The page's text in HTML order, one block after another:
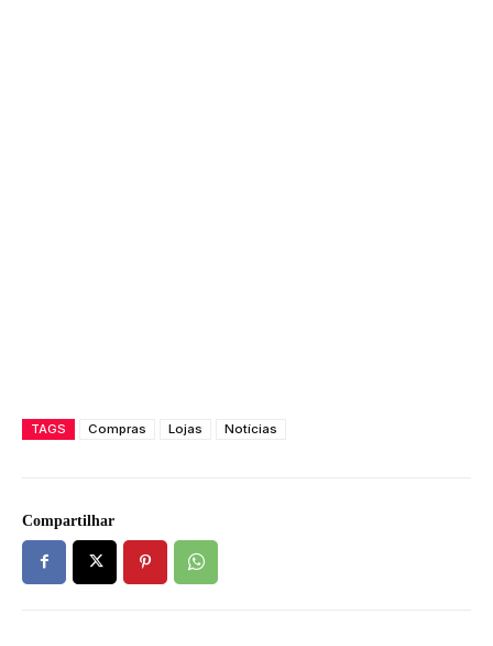
TAGS Compras Lojas Notícias
Compartilhar